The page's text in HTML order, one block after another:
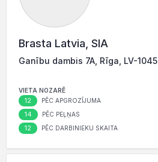
Brasta Latvia, SIA
Ganību dambis 7A, Rīga, LV-1045
VIETA NOZARĒ
12 PĒC APGROZĪJUMA
14 PĒC PEĻŅAS
12 PĒC DARBINIEKU SKAITA